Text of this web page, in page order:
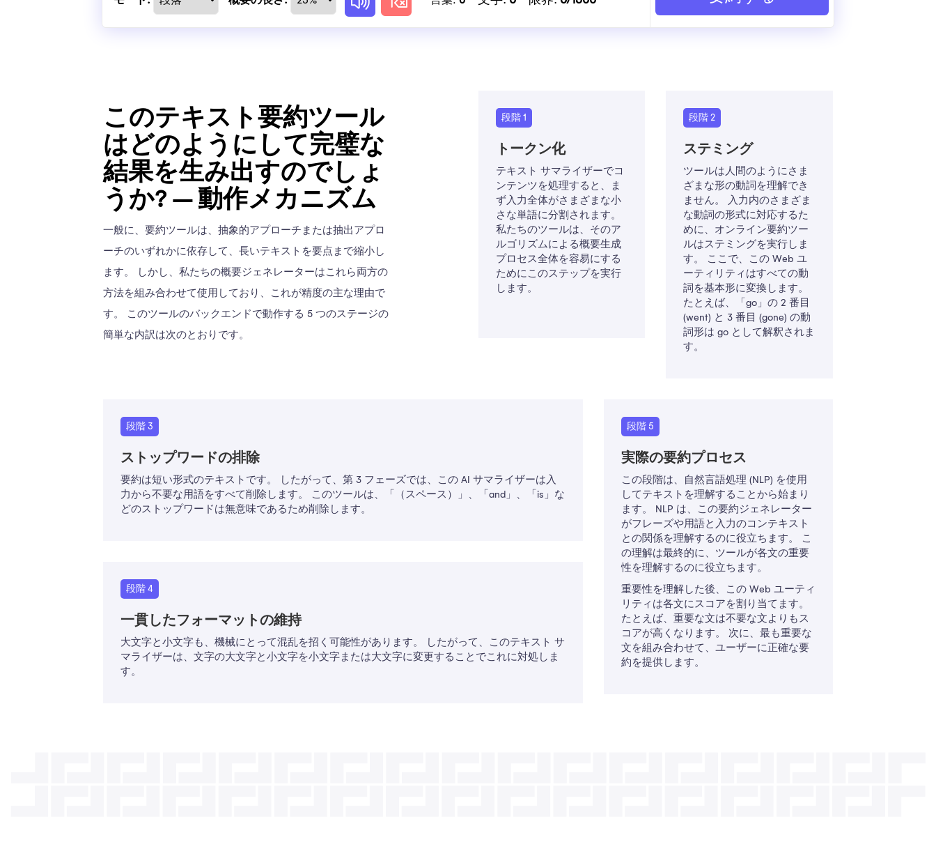
このテキスト要約ツール
はどのようにして完璧な
結果を生み出すのでしょ
うか? – 動作メカニズム
一般に、要約ツールは、抽象的アプローチまたは抽出アプロ
ーチのいずれかに依存して、長いテキストを要点まで縮小し
ます。 しかし、私たちの概要ジェネレーターはこれら両方の
方法を組み合わせて使用しており、これが精度の主な理由で
す。 このツールのバックエンドで動作する 5 つのステージの
簡単な内訳は次のとおりです。
段階 1
トークン化
テキスト サマライザーでコ
ンテンツを処理すると、ま
ず入力全体がさまざまな小
さな単語に分割されます。
私たちのツールは、そのア
ルゴリズムによる概要生成
プロセス全体を容易にする
ためにこのステップを実行
します。
段階 2
ステミング
ツールは人間のようにさま
ざまな形の動詞を理解でき
ません。 入力内のさまざま
な動詞の形式に対応するた
めに、オンライン要約ツー
ルはステミングを実行しま
す。 ここで、この Web ユ
ーティリティはすべての動
詞を基本形に変換します。
たとえば、「go」の 2 番目
(went) と 3 番目 (gone) の動
詞形は go として解釈されま
す。
段階 3
ストップワードの排除
要約は短い形式のテキストです。 したがって、第 3 フェーズでは、この AI サマライザーは入
力から不要な用語をすべて削除します。 このツールは、「（スペース）」、「and」、「is」な
どのストップワードは無意味であるため削除します。
段階 4
一貫したフォーマットの維持
大文字と小文字も、機械にとって混乱を招く可能性があります。 したがって、このテキスト サ
マライザーは、文字の大文字と小文字を小文字または大文字に変更することでこれに対処しま
す。
段階 5
実際の要約プロセス
この段階は、自然言語処理 (NLP) を使用
してテキストを理解することから始まり
ます。 NLP は、この要約ジェネレーター
がフレーズや用語と入力のコンテキスト
との関係を理解するのに役立ちます。 こ
の理解は最終的に、ツールが各文の重要
性を理解するのに役立ちます。
重要性を理解した後、この Web ユーティ
リティは各文にスコアを割り当てます。
たとえば、重要な文は不要な文よりもス
コアが高くなります。 次に、最も重要な
文を組み合わせて、ユーザーに正確な要
約を提供します。